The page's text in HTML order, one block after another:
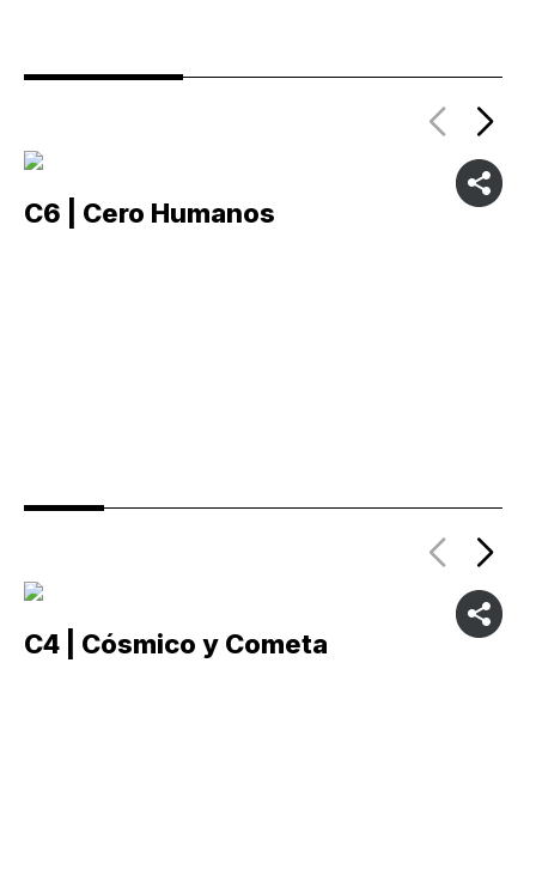
C6 | Cero Humanos
C4 | Cósmico y Cometa